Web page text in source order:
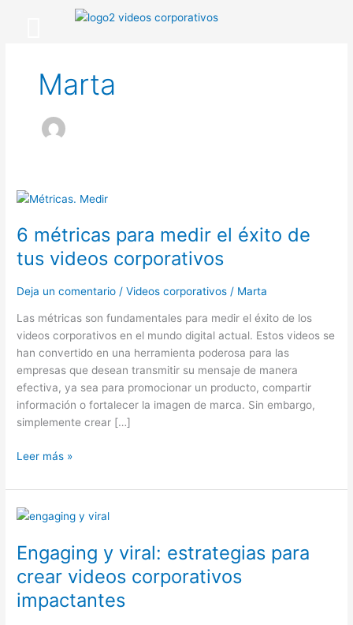
Marta
6 métricas para medir el éxito de
tus videos corporativos
Deja un comentario /Videos corporativos / Marta
Las métricas son fundamentales para medir el éxito de los
videos corporativos en el mundo digital actual. Estos videos se
han convertido en una herramienta poderosa para las
empresas que desean transmitir su mensaje de manera
efectiva, ya sea para promocionar un producto, compartir
información o fortalecer la imagen de marca. Sin embargo,
simplemente crear […]
6
para
el
éxito
tus
videos
corporativos
Leer más »
Engaging y viral: estrategias para
crear videos corporativos
impactantes
Engaging
viral:
estrategias
para
crear